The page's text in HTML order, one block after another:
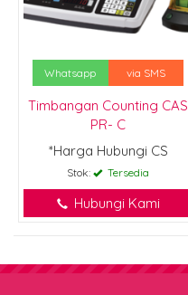
Whatsapp via SMS
Timbangan Counting CAS
PR- C
*Harga Hubungi CS
Stok: Tersedia
Hubungi Kami